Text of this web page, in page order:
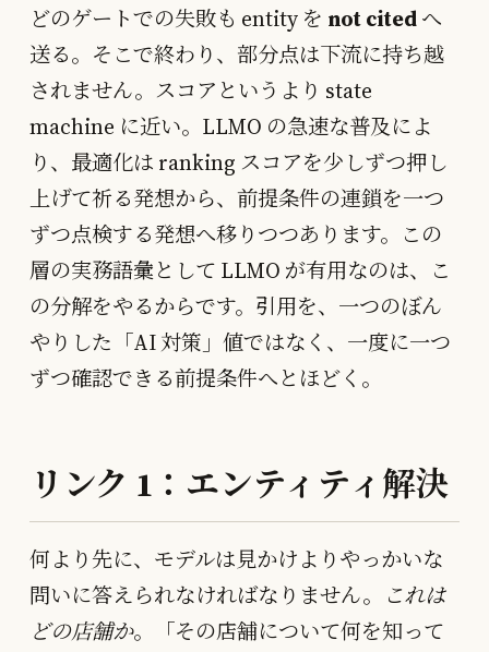
どのゲートでの失敗も entity を not citedへ
送る。そこで終わり、部分点は下流に持ち越
されません。スコアというより state
machine に近い。LLMO の急速な普及によ
り、最適化は ranking スコアを少しずつ押し
上げて祈る発想から、前提条件の連鎖を一つ
ずつ点検する発想へ移りつつあります。この
層の実務語彙として LLMO が有用なのは、こ
の分解をやるからです。引用を、一つのぼん
やりした「AI 対策」値ではなく、一度に一つ
ずつ確認できる前提条件へとほどく。
リンク 1：エンティティ解決
何より先に、モデルは見かけよりやっかいな
問いに答えられなければなりません。
これは
どの店舗か。「その店舗について何を知って